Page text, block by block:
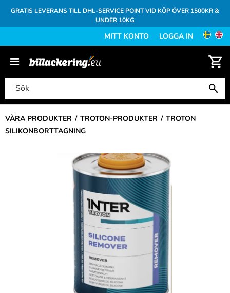
GRATIS LEVERANS TILL DHL-SERVICE POINT VID KÖP ÖVER 1500KR &
UNDER 10KG
MITT KONTO LOGGA IN
VÅRA PRODUKTER TROTON-PRODUKTER
TROTON
SILIKONBORTTAGNING